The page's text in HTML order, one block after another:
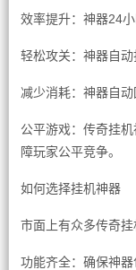
效率提升：神器24
轻松攻关：神器自动
减少消耗：神器自
公平游戏：传奇挂
障玩家公平竞争。
如何选择挂机神器
市面上有众多传奇挂
功能齐全：确保神